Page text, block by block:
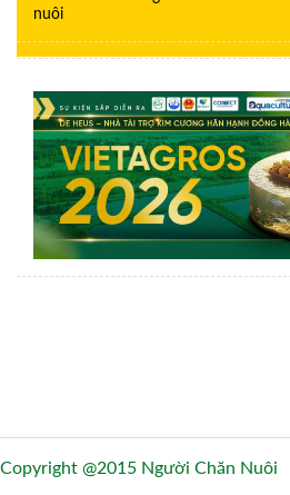
nuôi
Copyright @2015 Người Chăn Nuôi